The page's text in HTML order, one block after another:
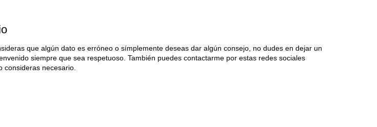
que algún dato es erróneo o símplemente deseas dar algún consejo, no dudes en dejar un
siempre que sea respetuoso. También puedes contactarme por estas redes sociales
consideras necesario.